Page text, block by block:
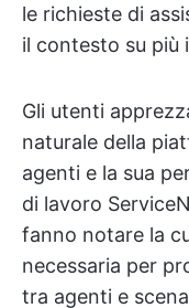
le richieste di
il contesto su più
Gli utenti
naturale della
agenti e la sua
di lavoro
fanno notare la
necessaria per
tra agenti e